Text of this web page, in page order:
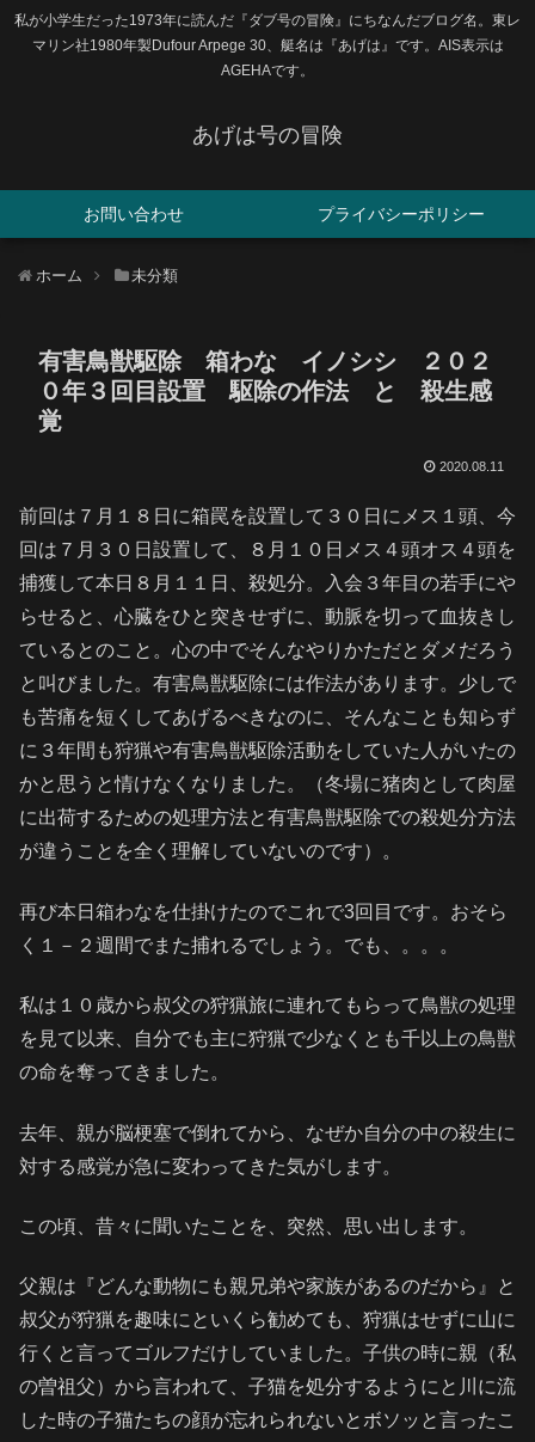
私が小学生だった1973年に読んだ『ダブ号の冒険』にちなんだブログ名。東レ
マリン社1980年製Dufour Arpege 30、艇名は『あげは』です。AIS表示は
AGEHAです。
あげは号の冒険
お問い合わせ プライバシーポリシー
ホーム 未分類
有害鳥獣駆除 箱わな イノシシ ２０２
０年３回目設置 駆除の作法 と 殺生感
覚
2020.08.11
前回は７月１８日に箱罠を設置して３０日にメス１頭、今
回は７月３０日設置して、８月１０日メス４頭オス４頭を
捕獲して本日８月１１日、殺処分。入会３年目の若手にや
らせると、心臓をひと突きせずに、動脈を切って血抜きし
ているとのこと。心の中でそんなやりかただとダメだろう
と叫びました。有害鳥獣駆除には作法があります。少しで
も苦痛を短くしてあげるべきなのに、そんなことも知らず
に３年間も狩猟や有害鳥獣駆除活動をしていた人がいたの
かと思うと情けなくなりました。（冬場に猪肉として肉屋
に出荷するための処理方法と有害鳥獣駆除での殺処分方法
が違うことを全く理解していないのです）。
再び本日箱わなを仕掛けたのでこれで3回目です。おそら
く１－２週間でまた捕れるでしょう。でも、。。。
私は１０歳から叔父の狩猟旅に連れてもらって鳥獣の処理
を見て以来、自分でも主に狩猟で少なくとも千以上の鳥獣
の命を奪ってきました。
去年、親が脳梗塞で倒れてから、なぜか自分の中の殺生に
対する感覚が急に変わってきた気がします。
この頃、昔々に聞いたことを、突然、思い出します。
父親は『どんな動物にも親兄弟や家族があるのだから』と
叔父が狩猟を趣味にといくら勧めても、狩猟はせずに山に
行くと言ってゴルフだけしていました。子供の時に親（私
の曽祖父）から言われて、子猫を処分するようにと川に流
した時の子猫たちの顔が忘れられないとボソッと言ったこ